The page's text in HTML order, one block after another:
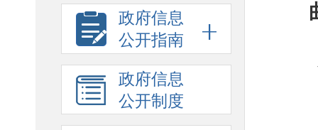
政府信息
公开指南
政府信息
公开制度